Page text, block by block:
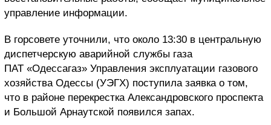
управление информации.
В горсовете уточнили, что около 13:30 в центральную
диспетчерскую аварийной службы газа
ПАТ «Одессагаз» Управления эксплуатации газового
хозяйства Одессы (УЭГХ) поступила заявка о том,
что в районе перекрестка Александровского проспекта
и Большой Арнаутской появился запах.